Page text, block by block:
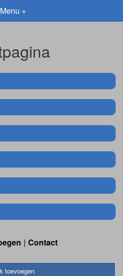
Menu +
Contact
toevoegen